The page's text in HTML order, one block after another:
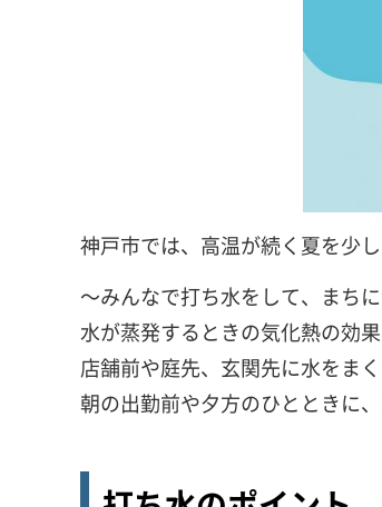
神戸市では、高温が続く夏を少
～みんなで打ち水をして、まち
水が蒸発するときの気化熱の効
店舗前や庭先、玄関先に水をま
朝の出勤前や夕方のひとときに